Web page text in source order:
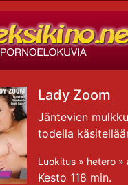
Lady Zoom
Jäntevien
todella
Luokitus » hetero »
Kesto 118 min.